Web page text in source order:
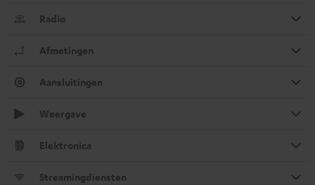
Radio
Afmetingen
Aansluitingen
Weergave
Elektronica
Streamingdiensten